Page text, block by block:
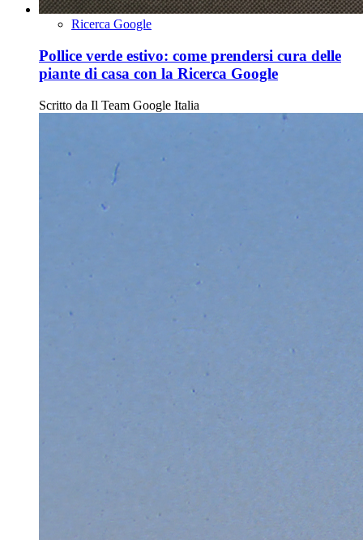
Ricerca Google
Pollice verde estivo: come prendersi cura delle
piante di casa con la Ricerca Google
Scritto da Il Team Google Italia